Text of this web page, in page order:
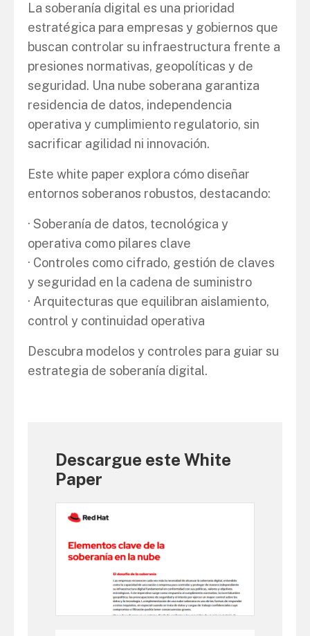
La soberanía digital es una prioridad
estratégica para empresas y gobiernos que
buscan controlar su infraestructura frente a
presiones normativas, geopolíticas y de
seguridad. Una nube soberana garantiza
residencia de datos, independencia
operativa y cumplimiento regulatorio, sin
sacrificar agilidad ni innovación.
Este white paper explora cómo diseñar
entornos soberanos robustos, destacando:
· Soberanía de datos, tecnológica y
operativa como pilares clave
· Controles como cifrado, gestión de claves
y seguridad en la cadena de suministro
· Arquitecturas que equilibran aislamiento,
control y continuidad operativa
Descubra modelos y controles para guiar su
estrategia de soberanía digital.
Descargue este White
Paper